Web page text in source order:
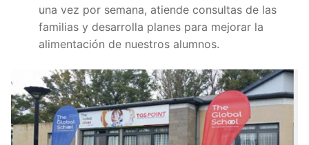
una vez por semana, atiende consultas de las
familias y desarrolla planes para mejorar la
alimentación de nuestros alumnos.